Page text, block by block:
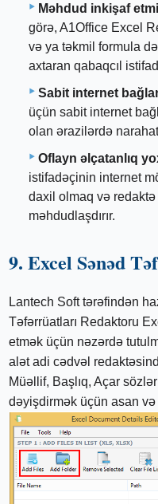
Məhdud inkişaf
görə, A1Office Excel
və ya təkmil formula
axtaran qabaqcıl
Sabit internet
üçün sabit internet
olan ərazilərdə
Oflayn əlçatanlıq
istifadəçinin internet
daxil olmaq və redaktə
məhdudlaşdırır.
9. Excel Sənəd
Lantech Soft tərəfindən
Təfərrüatları Redaktoru
etmək üçün nəzərdə
alət adi cədvəl
Müəllif, Başlıq, Açar
dəyişdirmək üçün asan